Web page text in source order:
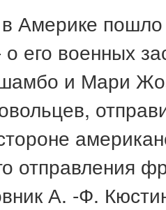
Америке пошло
его военных
и Мари
отправления
А. -Ф.